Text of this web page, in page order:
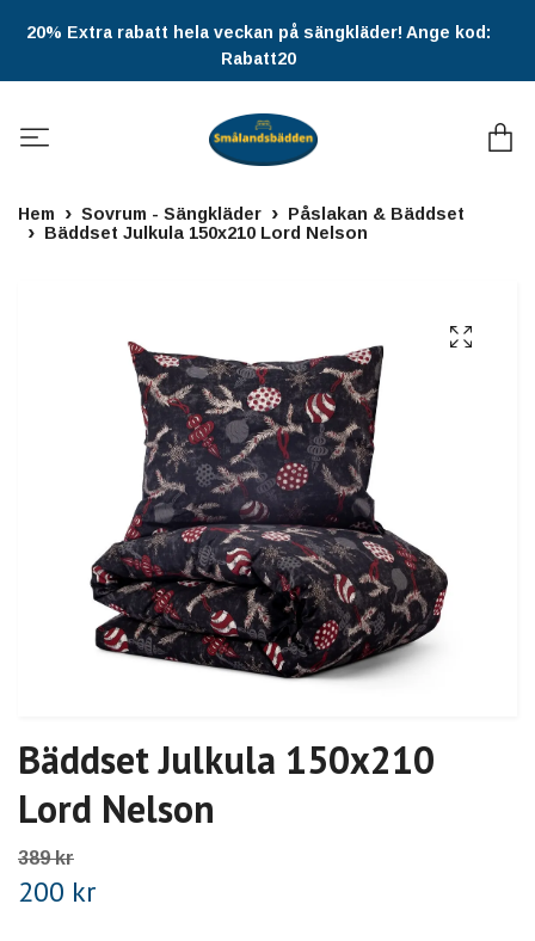
20% Extra rabatt hela veckan på sängkläder! Ange kod:
Rabatt20
Hem Sovrum - Sängkläder
Påslakan & Bäddset
Bäddset Julkula 150x210 Lord Nelson
Bäddset Julkula 150x210
Lord Nelson
389 kr
200 kr